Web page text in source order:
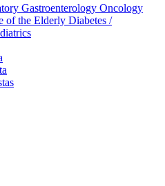
Gastroenterology Oncology
of the Elderly Diabetes /